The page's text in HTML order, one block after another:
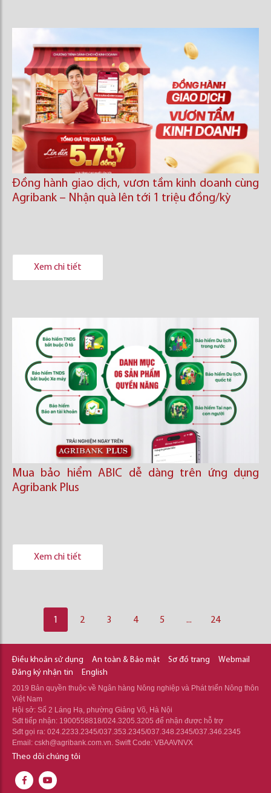
Đồng hành giao dịch, vươn tầm kinh doanh cùng
Agribank – Nhận quà lên tới 1 triệu đồng/kỳ
Xem chi tiết
Mua bảo hiểm ABIC dễ dàng trên ứng dụng
Agribank Plus
Xem chi tiết
1 2 3 4 5 ... 24
Điều khoản sử dụng An toàn & Bảo mật Sơ đồ trang
Webmail
Đăng ký nhận tin
English
2019 Bản quyền thuộc về Ngân hàng Nông nghiệp và Phát triển Nông thôn
Việt Nam
Hội sở: Số 2 Láng Hạ, phường Giảng Võ, Hà Nội
Sđt tiếp nhận: 1900558818/024.3205.3205 để nhận được hỗ trợ
Sđt gọi ra: 024.2233.2345/037.353.2345/037.348.2345/037.346.2345
Email: cskh@agribank.com.vn. Swift Code: VBAAVNVX
Theo dõi chúng tôi